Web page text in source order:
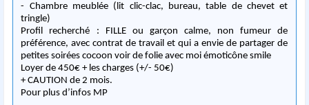
- Chambre meublée (lit clic-clac, bureau, table de chevet et
tringle)
Profil recherché : FILLE ou garçon calme, non fumeur de
préférence, avec contrat de travail et qui a envie de partager de
petites soirées cocoon voir de folie avec moi émoticône smile
Loyer de 450€ + les charges (+/- 50€)
+ CAUTION de 2 mois.
Pour plus d’infos MP